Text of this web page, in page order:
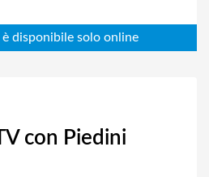
con Piedini